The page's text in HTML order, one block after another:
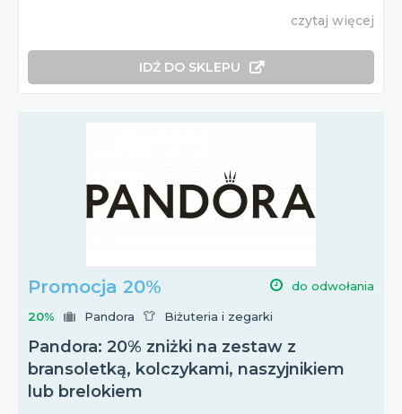
czytaj więcej
IDŹ DO SKLEPU
Promocja 20% do odwołania
20% Pandora Biżuteria i zegarki
Pandora: 20% zniżki na zestaw z
bransoletką, kolczykami, naszyjnikiem
lub brelokiem